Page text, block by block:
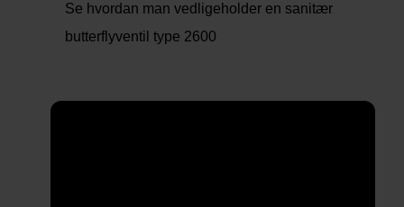
Se hvordan man vedligeholder en sanitær
butterflyventil type 2600